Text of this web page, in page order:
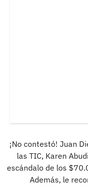
¡No contestó! Juan
las TIC, Karen
escándalo de los
Además, le